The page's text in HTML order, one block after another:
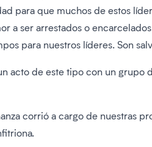
para que muchos de estos
a ser arrestados o
para nuestros líderes. Son
acto de este tipo con un grupo
corrió a cargo de nuestras